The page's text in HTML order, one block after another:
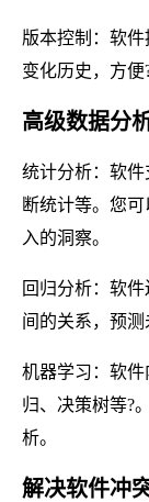
版本控制：软
变化历史，方便
高级数据分
统计分析：软
断统计等。您
入的洞察。
回归分析：软
间的关系，预测
机器学习：软
归、决策树等?
析。
解决软件冲